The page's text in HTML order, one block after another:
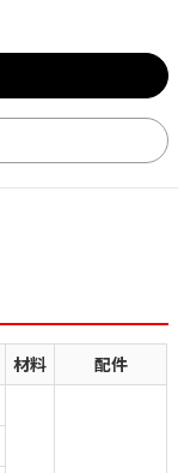
材料 配件